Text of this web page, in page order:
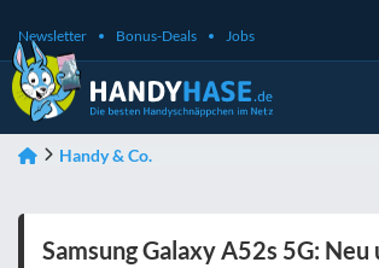
Newsletter Bonus-Deals Jobs
Handy & Co.
Samsung Galaxy A52s 5G: Neu